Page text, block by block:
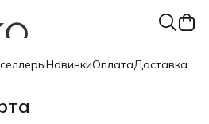
НовинкиОплатаДоставка